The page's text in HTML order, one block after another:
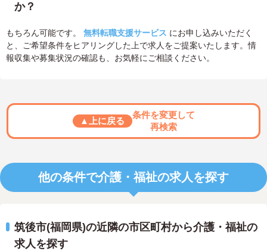
か？
もちろん可能です。 無料転職支援サービス にお申し込みいただく
と、ご希望条件をヒアリングした上で求人をご提案いたします。情
報収集や募集状況の確認も、お気軽にご相談ください。
▲上に戻る
条件を変更して
再検索
他の条件で介護・福祉の求人を探す
筑後市(福岡県)の近隣の市区町村から介護・福祉の
求人を探す